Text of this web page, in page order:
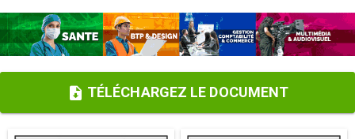
TÉLÉCHARGEZ LE DOCUMENT